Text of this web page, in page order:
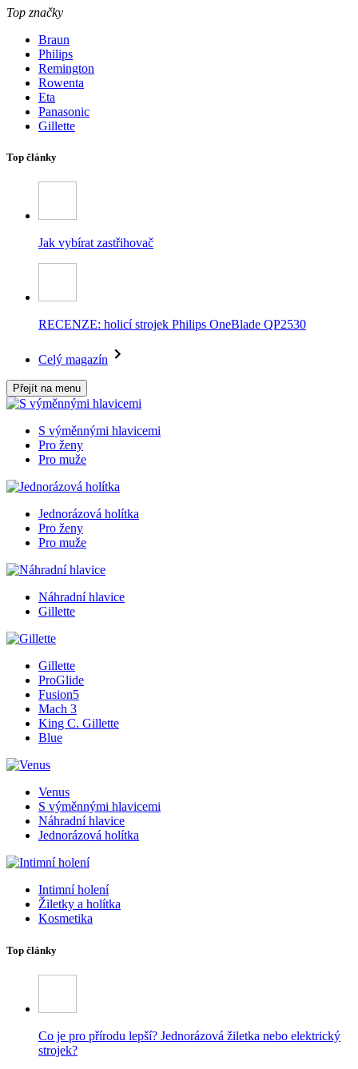
Top značky
Braun
Philips
Remington
Rowenta
Eta
Panasonic
Gillette
Top články
Jak vybírat zastřihovač
RECENZE: holicí strojek Philips OneBlade QP2530
Celý magazín
Přejít na menu
S výměnnými hlavicemi
Pro ženy
Pro muže
Jednorázová holítka
Pro ženy
Pro muže
Náhradní hlavice
Gillette
Gillette
ProGlide
Fusion5
Mach 3
King C. Gillette
Blue
Venus
S výměnnými hlavicemi
Náhradní hlavice
Jednorázová holítka
Intimní holení
Žiletky a holítka
Kosmetika
Top články
Co je pro přírodu lepší? Jednorázová žiletka nebo elektrický
strojek?